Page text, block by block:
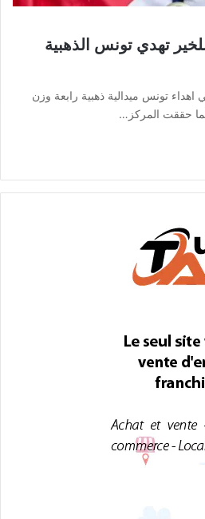
بلخير تهدي تونس الذهبية
تونس ميدالية ذهبية رابعة وزن